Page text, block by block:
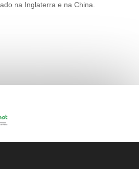
na Inglaterra e na China.